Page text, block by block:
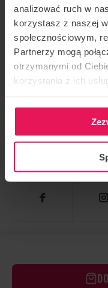
analizować ruch w
korzystasz z naszej
społecznościowym,
Partnerzy mogą
otrzymanymi od
korzystania z ich
SKONTAKTUJ SIĘ
Flyspot